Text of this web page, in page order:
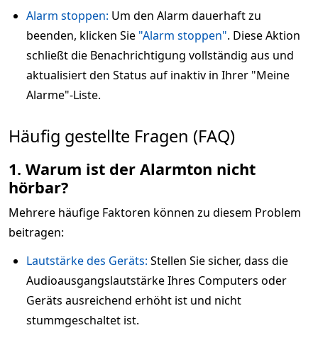
Alarm stoppen: Um den Alarm dauerhaft zu
beenden, klicken Sie "Alarm stoppen". Diese Aktion
schließt die Benachrichtigung vollständig aus und
aktualisiert den Status auf inaktiv in Ihrer "Meine
Alarme"-Liste.
Häufig gestellte Fragen (FAQ)
1. Warum ist der Alarmton nicht
hörbar?
Mehrere häufige Faktoren können zu diesem Problem
beitragen:
Lautstärke des Geräts: Stellen Sie sicher, dass die
Audioausgangslautstärke Ihres Computers oder
Geräts ausreichend erhöht ist und nicht
stummgeschaltet ist.